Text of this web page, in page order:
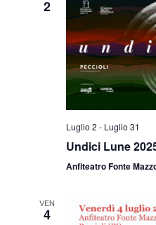
2
Luglio 2 - Luglio 31
Undici Lune
Anfiteatro Fonte
VEN
4